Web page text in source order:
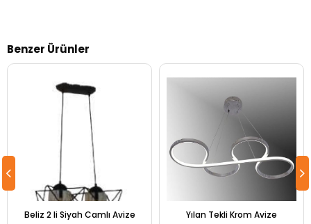
Benzer Ürünler
Beliz 2 li Siyah Camlı Avize Yılan Tekli Krom Avize